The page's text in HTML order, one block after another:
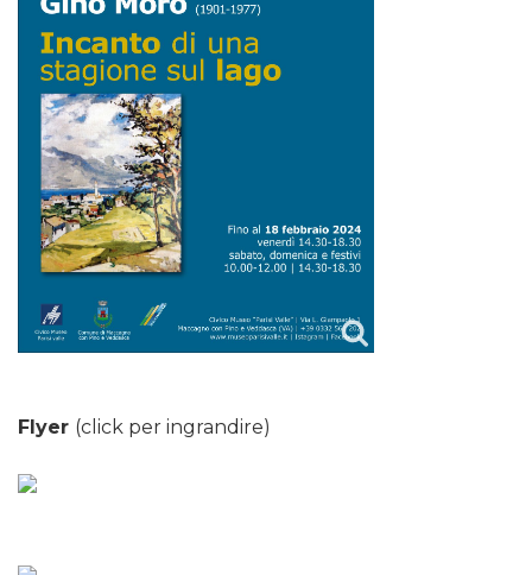
Flyer (click per ingrandire)